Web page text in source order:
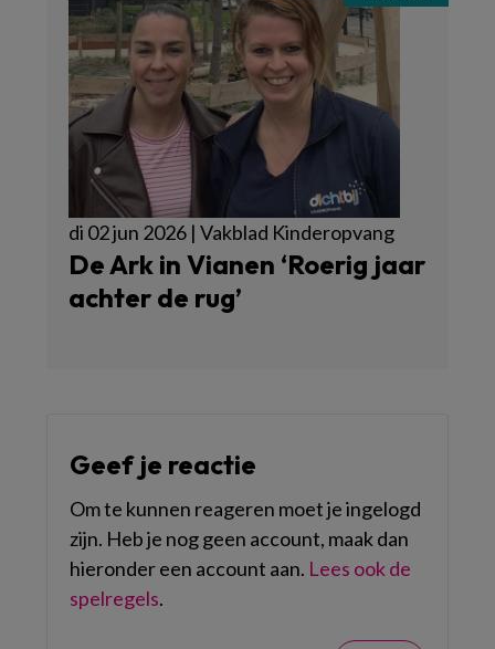
di 02 jun 2026 | Vakblad Kinderopvang
De Ark in Vianen ‘Roerig jaar
achter de rug’
Geef je reactie
Om te kunnen reageren moet je ingelogd
zijn. Heb je nog geen account, maak dan
hieronder een account aan. Lees ook de
spelregels.